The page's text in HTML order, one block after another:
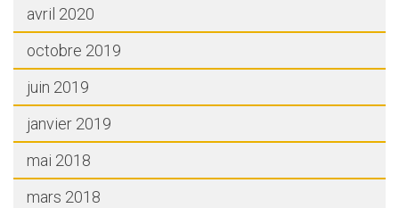
avril 2020
octobre 2019
juin 2019
janvier 2019
mai 2018
mars 2018